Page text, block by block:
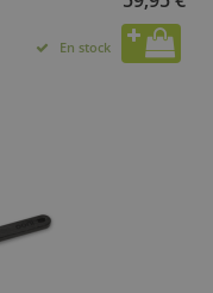
En stock